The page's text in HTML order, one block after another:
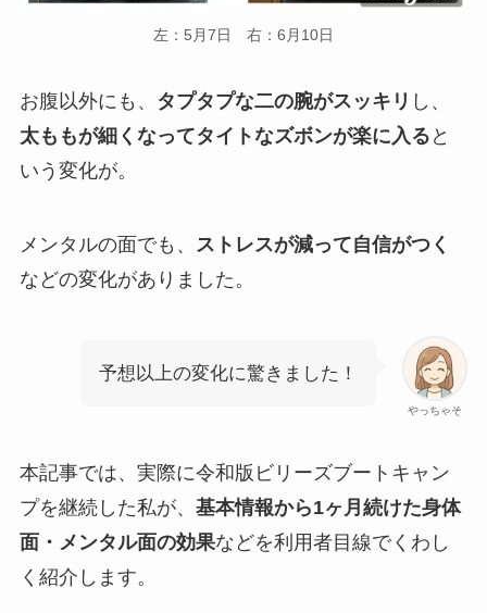
左：5月7日 右：6月10日
お腹以外にも、 タプタプな二の腕がスッキリ し、
太ももが細くなってタイトなズボンが楽に入る と
いう変化が。
メンタルの面でも、 ストレスが減って自信がつく
などの変化がありました。
やっちゃそ
予想以上の変化に驚きました！
本記事では、実際に令和版ビリーズブートキャン
プを継続した私が、 基本情報から1ヶ月続けた身体
面・メンタル面の効果などを利用者目線でくわし
く紹介します。